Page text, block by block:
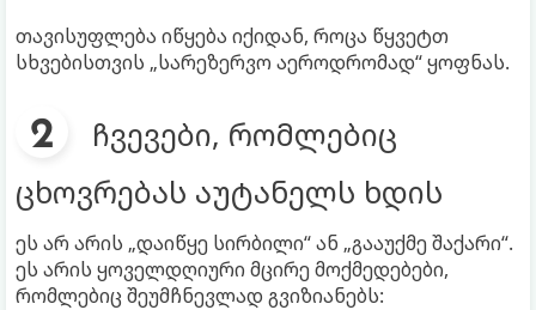
თავისუფლება იწყება იქიდან, როცა წყვეტთ
სხვებისთვის „სარეზერვო აეროდრომად“ ყოფნას.
ჩვევები, რომლებიც
ცხოვრებას აუტანელს ხდის
ეს არ არის „დაიწყე სირბილი“ ან „გააუქმე შაქარი“.
ეს არის ყოველდღიური მცირე მოქმედებები,
რომლებიც შეუმჩნევლად გვიზიანებს: